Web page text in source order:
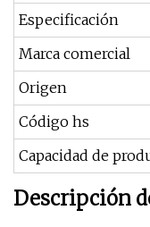
Especificación
Marca comercial
Origen
Código hs
Capacidad de
Descripción